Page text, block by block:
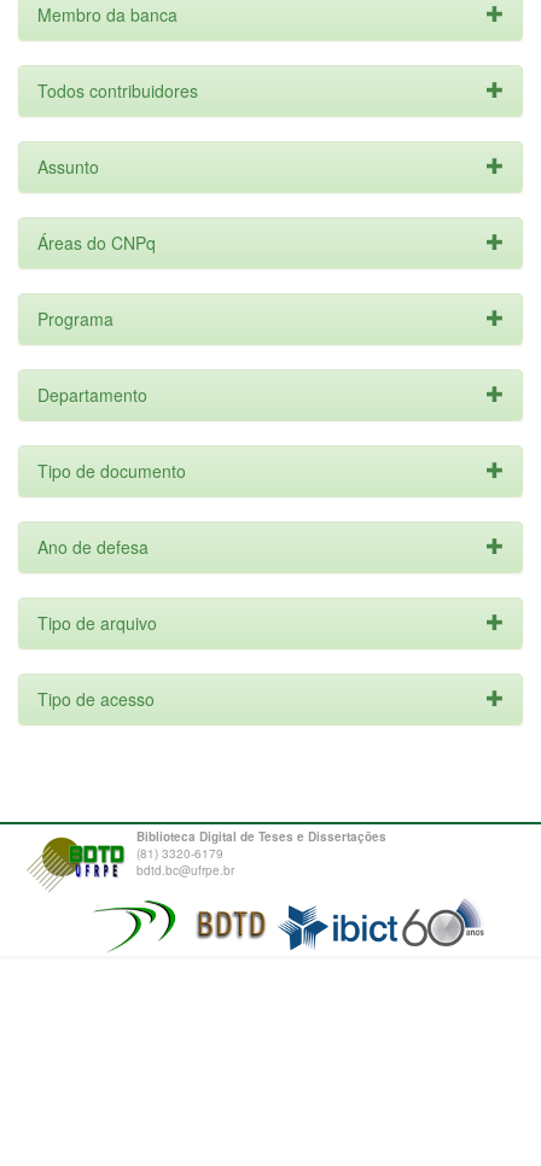
Membro da banca
Todos contribuidores
Assunto
Áreas do CNPq
Programa
Departamento
Tipo de documento
Ano de defesa
Tipo de arquivo
Tipo de acesso
Biblioteca Digital de Teses e Dissertações
(81) 3320-6179
bdtd.bc@ufrpe.br